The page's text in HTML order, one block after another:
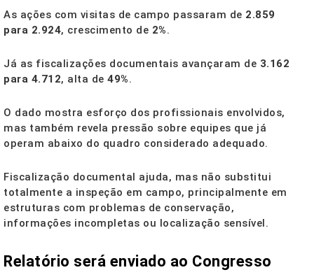
As ações com visitas de campo passaram de 2.859
para 2.924, crescimento de 2%.
Já as fiscalizações documentais avançaram de 3.162
para 4.712, alta de 49%.
O dado mostra esforço dos profissionais envolvidos,
mas também revela pressão sobre equipes que já
operam abaixo do quadro considerado adequado.
Fiscalização documental ajuda, mas não substitui
totalmente a inspeção em campo, principalmente em
estruturas com problemas de conservação,
informações incompletas ou localização sensível.
Relatório será enviado ao Congresso